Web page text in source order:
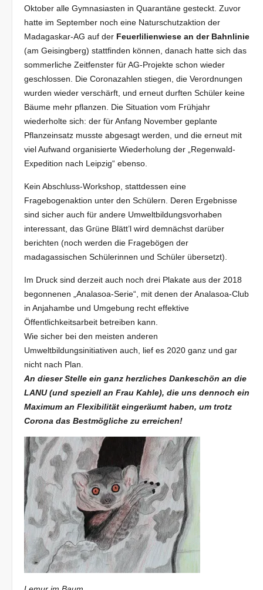
Oktober alle Gymnasiasten in Quarantäne gesteckt. Zuvor
hatte im September noch eine Naturschutzaktion der
Madagaskar-AG auf der Feuerlilienwiese an der Bahnlinie
(am Geisingberg) stattfinden können, danach hatte sich das
sommerliche Zeitfenster für AG-Projekte schon wieder
geschlossen. Die Coronazahlen stiegen, die Verordnungen
wurden wieder verschärft, und erneut durften Schüler keine
Bäume mehr pflanzen. Die Situation vom Frühjahr
wiederholte sich: der für Anfang November geplante
Pflanzeinsatz musste abgesagt werden, und die erneut mit
viel Aufwand organisierte Wiederholung der „Regenwald-
Expedition nach Leipzig“ ebenso.
Kein Abschluss-Workshop, stattdessen eine
Fragebogenaktion unter den Schülern. Deren Ergebnisse
sind sicher auch für andere Umweltbildungsvorhaben
interessant, das Grüne Blätt’l wird demnächst darüber
berichten (noch werden die Fragebögen der
madagassischen Schülerinnen und Schüler übersetzt).
Im Druck sind derzeit auch noch drei Plakate aus der 2018
begonnenen „Analasoa-Serie“, mit denen der Analasoa-Club
in Anjahambe und Umgebung recht effektive
Öffentlichkeitsarbeit betreiben kann.
Wie sicher bei den meisten anderen
Umweltbildungsinitiativen auch, lief es 2020 ganz und gar
nicht nach Plan.
An dieser Stelle ein ganz herzliches Dankeschön an die
LANU (und speziell an Frau Kahle), die uns dennoch ein
Maximum an Flexibilität eingeräumt haben, um trotz
Corona das Bestmögliche zu erreichen!